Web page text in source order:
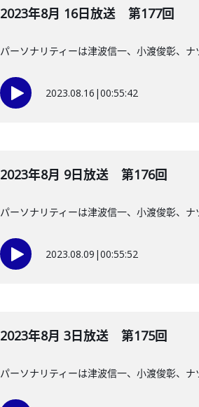
2023年8月 16日放送 第177回
パーソナリティーは津波信一、小渡俊彰、
2023.08.16 |00:55:42
2023年8月 9日放送 第176回
パーソナリティーは津波信一、小渡俊彰、
2023.08.09 |00:55:52
2023年8月 3日放送 第175回
パーソナリティーは津波信一、小渡俊彰、